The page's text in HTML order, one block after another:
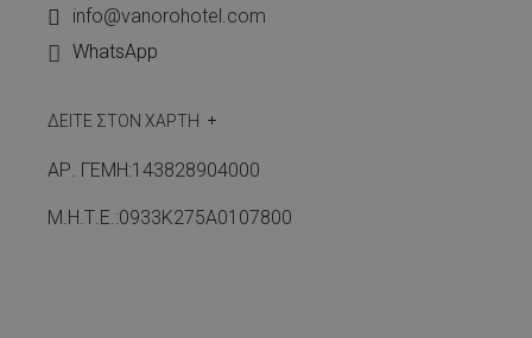
info@vanorohotel.com
WhatsApp
ΔΕΙΤΕ ΣΤΟΝ ΧΑΡΤΗ
ΑΡ. ΓΕΜΗ:143828904000
Μ.Η.Τ.Ε.:0933Κ275Α0107800